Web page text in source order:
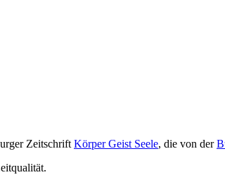
Zeit­schrift Körper Geist Seele, die von der